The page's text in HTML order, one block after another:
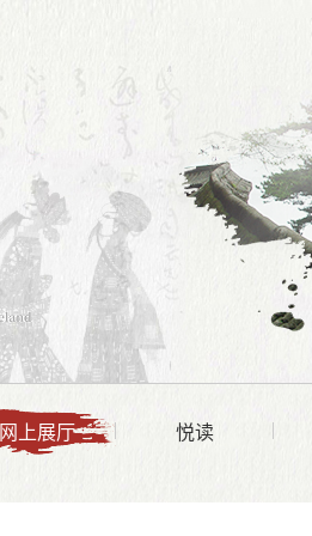
网上展厅 悦读